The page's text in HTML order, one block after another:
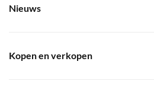
Nieuws
Kopen en verkopen